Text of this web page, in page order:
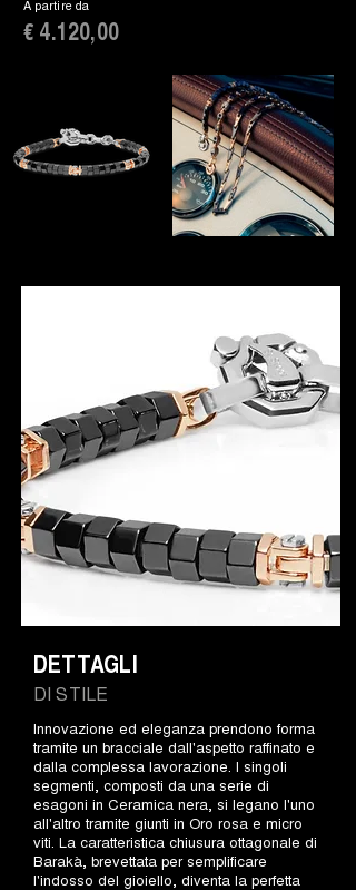
A partire da
€ 4.120,00
DI STILE
DETTAGLI
Innovazione ed eleganza prendono forma
tramite un bracciale dall'aspetto raffinato e
dalla complessa lavorazione. I singoli
segmenti, composti da una serie di
esagoni in Ceramica nera, si legano l'uno
all'altro tramite giunti in Oro rosa e micro
viti. La caratteristica chiusura ottagonale di
Barakà, brevettata per semplificare
l'indosso del gioiello, diventa la perfetta